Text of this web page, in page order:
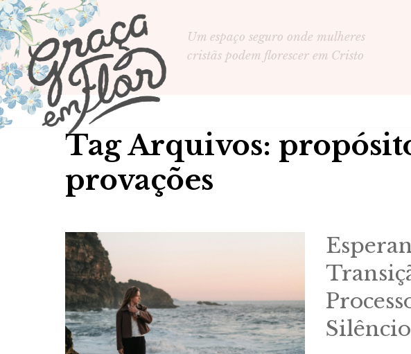
Um espaço seguro onde mulheres
cristãs podem florescer em Cristo
Tag Arquivos:
provações
Silêncio